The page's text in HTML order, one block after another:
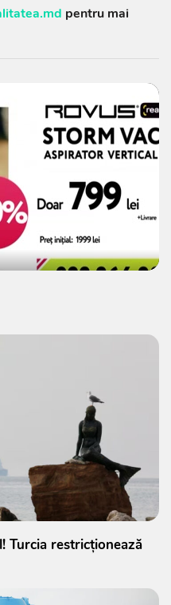
pentru mai
Turcia restricționează